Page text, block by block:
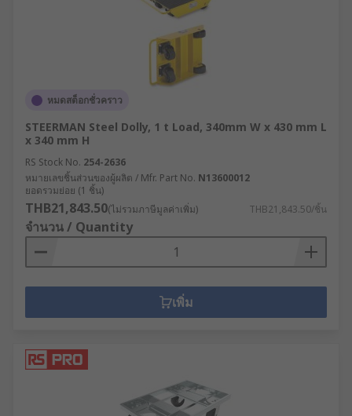
หมดสต็อกชั่วคราว
STEERMAN Steel Dolly, 1 t Load, 340mm W x 430 mm L
x 340 mm H
RS Stock No. 254-2636
หมายเลขชิ้นส่วนของผู้ผลิต / Mfr. Part No. N13600012
ยอดรวมย่อย (1 ชิ้น)
THB21,843.50(ไม่รวมภาษีมูลค่าเพิ่ม) THB21,843.50/ชิ้น
จำนวน / Quantity
เพิ่ม